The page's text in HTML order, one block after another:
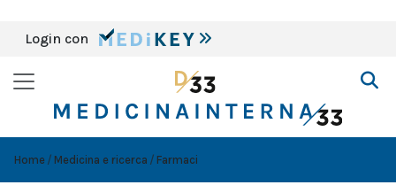
Login con
Home Medicina e ricerca Farmaci